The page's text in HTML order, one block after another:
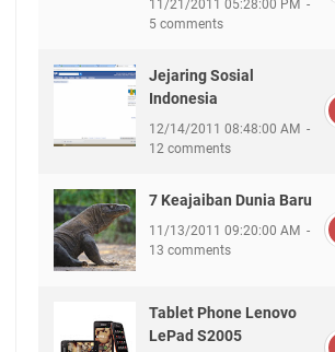
11/21/2011 05:28:00 PM
5 comments
Jejaring Sosial
Indonesia
12/14/2011 08:48:00 AM
12 comments
7 Keajaiban Dunia Baru
11/13/2011 09:20:00 AM
13 comments
Tablet Phone Lenovo
LePad S2005